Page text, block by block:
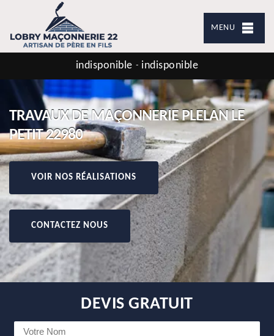
MENU
indisponible - indisponible
TRAVAUX DE MAÇONNERIE PLELAN LE
PETIT 22980
VOIR NOS RÉALISATIONS
CONTACTEZ NOUS
DEVIS GRATUIT